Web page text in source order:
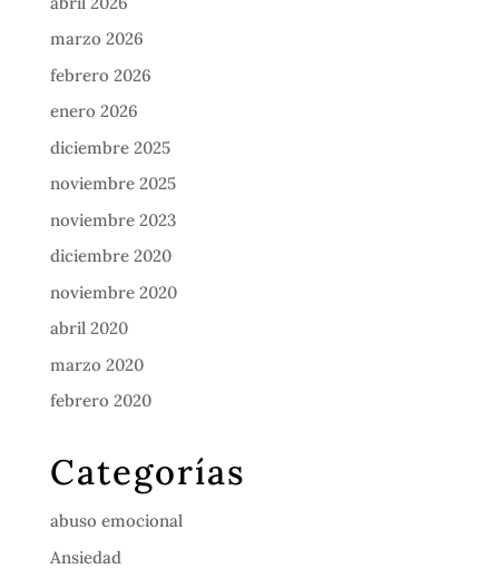
marzo 2026
febrero 2026
enero 2026
diciembre 2025
noviembre 2025
noviembre 2023
diciembre 2020
noviembre 2020
abril 2020
marzo 2020
febrero 2020
Categorías
abuso emocional
Ansiedad